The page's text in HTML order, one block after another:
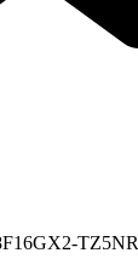
TZ5NR